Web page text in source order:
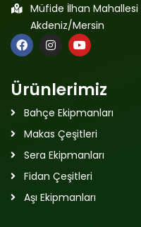
Müfide İlhan Mahallesi
Akdeniz/Mersin
Ürünlerimiz
Bahçe Ekipmanları
Makas Çeşitleri
Sera Ekipmanları
Fidan Çeşitleri
Aşı Ekipmanları